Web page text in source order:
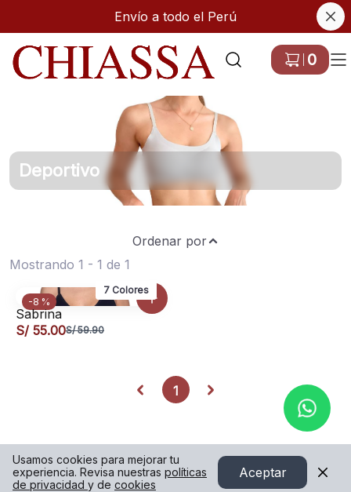
Envío a todo el Perú
Ir a Inicio
0
Deportivo
Mostrando 1 - 1 de 1
Ordenar por
7 Colores
-8 %
Sabrina
S/ 55.00S/ 59.90
1
Usamos cookies para mejorar tu
experiencia. Revisa nuestras políticas
de privacidad y de cookies
Aceptar